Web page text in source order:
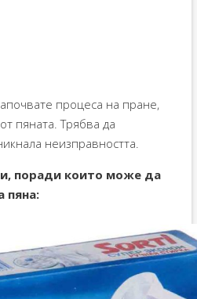
процеса на пране,
пяната. Трябва да
неизправността.
поради които може да
пяна: